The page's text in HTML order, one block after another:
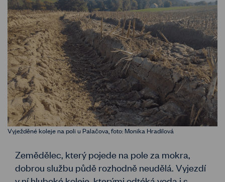
Vyježděné koleje na poli u Palačova, foto: Monika Hradilová
Zemědělec, který pojede na pole za mokra,
dobrou službu půdě rozhodně neudělá. Vyjezdí